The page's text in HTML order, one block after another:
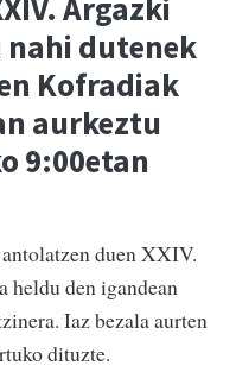
Argazki
dutenek
Kofradiak
aurkeztu
9:00etan
duen XXIV.
heldu den igandean
Iaz bezala aurten
dituzte.